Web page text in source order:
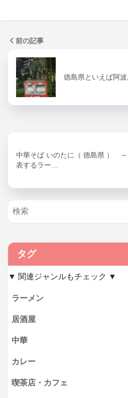
前の記事
徳島県といえば阿波
中華そば いのたに（ 徳島県 ）
表するラー…
タグ
▼ 関連ジャンルもチェック ▼
ラーメン
居酒屋
中華
カレー
喫茶店・カフェ